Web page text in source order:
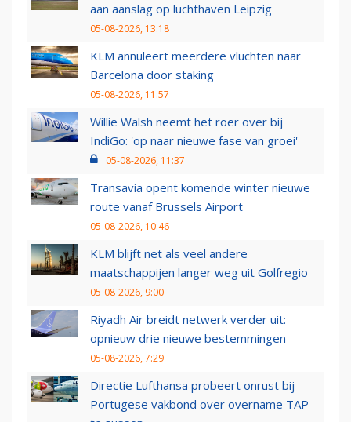
aan aanslag op luchthaven Leipzig
05-08-2026, 13:18
KLM annuleert meerdere vluchten naar
Barcelona door staking
05-08-2026, 11:57
Willie Walsh neemt het roer over bij
IndiGo: 'op naar nieuwe fase van groei'
05-08-2026, 11:37
Transavia opent komende winter nieuwe
route vanaf Brussels Airport
05-08-2026, 10:46
KLM blijft net als veel andere
maatschappijen langer weg uit Golfregio
05-08-2026, 9:00
Riyadh Air breidt netwerk verder uit:
opnieuw drie nieuwe bestemmingen
05-08-2026, 7:29
Directie Lufthansa probeert onrust bij
Portugese vakbond over overname TAP